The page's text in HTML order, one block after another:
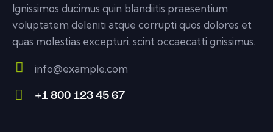
Ignissimos ducimus quin blandiitis praesentium
voluptatem deleniti atque corrupti quos dolores et
quas molestias excepturi. scint occaecatti gnissimus.
E-
m
info@example.com
+1 800 123 45 67